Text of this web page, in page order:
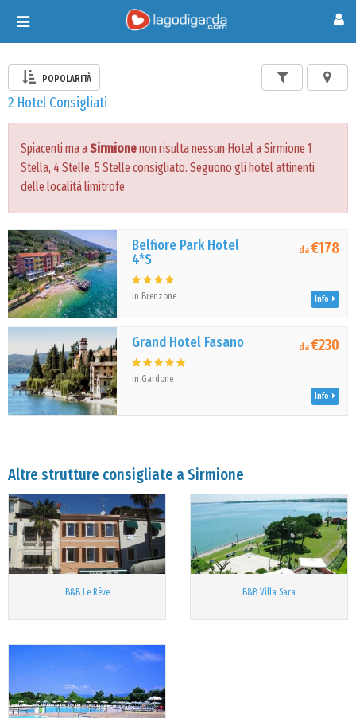
Toggle
navigation
POPOLARITÀ
2 Hotel Consigliati
Spiacenti ma aSirmionenon risulta nessun Hotel a Sirmione 1
Stella, 4 Stelle, 5 Stelle consigliato. Seguono gli hotel attinenti
delle località limitrofe
Belfiore Park Hotel
4*S
in Brenzone
da€178
Info
Grand Hotel Fasano
in Gardone
da€230
Info
Altre strutture consigliate a Sirmione
B&B Le Rêve B&B Villa Sara